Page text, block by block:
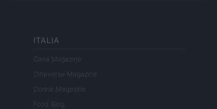
ITALIA
Casa Magazine
Cineverse Magazine
Donne Magazine
Food Blog